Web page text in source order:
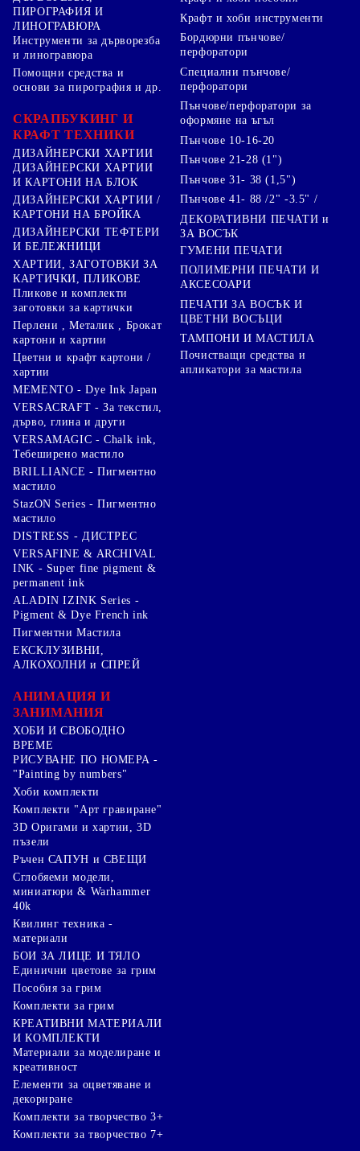
ПИРОГРАФИЯ И
ЛИНОГРАВЮРА
Инструменти за дърворезба
и линогравюра
Помощни средства и
основи за пирография и др.
СКРАПБУКИНГ И
КРАФТ ТЕХНИКИ
ДИЗАЙНЕРСКИ ХАРТИИ
ДИЗАЙНЕРСКИ ХАРТИИ
И КАРТОНИ НА БЛОК
ДИЗАЙНЕРСКИ ХАРТИИ /
КАРТОНИ НА БРОЙКА
ДИЗАЙНЕРСКИ ТЕФТЕРИ
И БЕЛЕЖНИЦИ
ХАРТИИ, ЗАГОТОВКИ ЗА
КАРТИЧКИ, ПЛИКОВЕ
Пликове и комплекти
заготовки за картички
Перлени , Металик , Брокат
картони и хартии
Цветни и крафт картони /
хартии
Крафт и хоби инструменти
Бордюрни пънчове/
перфоратори
Специални пънчове/
перфоратори
Пънчове/перфоратори за
оформяне на ъгъл
Пънчове 10-16-20
Пънчове 21-28 (1")
Пънчове 31- 38 (1,5")
Пънчове 41- 88 /2" -3.5" /
ДЕКОРАТИВНИ ПЕЧАТИ и
ЗА ВОСЪК
ГУМЕНИ ПЕЧАТИ
ПОЛИМЕРНИ ПЕЧАТИ И
АКСЕСОАРИ
ПЕЧАТИ ЗА ВОСЪК И
ЦВЕТНИ ВОСЪЦИ
ТАМПОНИ И МАСТИЛА
Почистващи средства и
апликатори за мастила
MEMENTO - Dye Ink Japan
VERSACRAFT - За текстил,
дърво, глина и други
VERSAMAGIC - Chalk ink,
Тебеширено мастило
BRILLIANCE - Пигментно
мастило
StazON Series - Пигментно
мастило
DISTRESS - ДИСТРЕС
VERSAFINE & ARCHIVAL
INK - Super fine pigment &
permanent ink
ALADIN IZINK Series -
Pigment & Dye French ink
Пигментни Мастила
ЕКСКЛУЗИВНИ,
АЛКОХОЛНИ и СПРЕЙ
АНИМАЦИЯ И
ЗАНИМАНИЯ
ХОБИ И СВОБОДНО
ВРЕМЕ
РИСУВАНЕ ПО НОМЕРА -
"Painting by numbers"
Хоби комплекти
Комплекти "Арт гравиране"
3D Оригами и хартии, 3D
пъзели
Ръчен САПУН и СВЕЩИ
Сглобяеми модели,
миниатюри & Warhammer
40k
Квилинг техника -
материали
БОИ ЗА ЛИЦЕ И ТЯЛО
Единични цветове за грим
Пособия за грим
Комплекти за грим
КРЕАТИВНИ МАТЕРИАЛИ
И КОМПЛЕКТИ
Mатериали за моделиране и
креативност
Елементи за оцветяване и
декориране
Комплекти за творчество 3+
Комплекти за творчество 7+